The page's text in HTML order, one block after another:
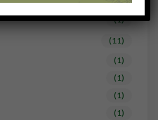
(1)
(11)
(1)
(1)
(1)
(1)